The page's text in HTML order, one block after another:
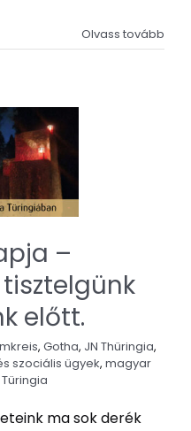
Olvass tovább
–
tisztelgünk
előtt.
, Gotha, JN Thüringia,
szociális ügyek, magyar
Türingia
ma sok derék